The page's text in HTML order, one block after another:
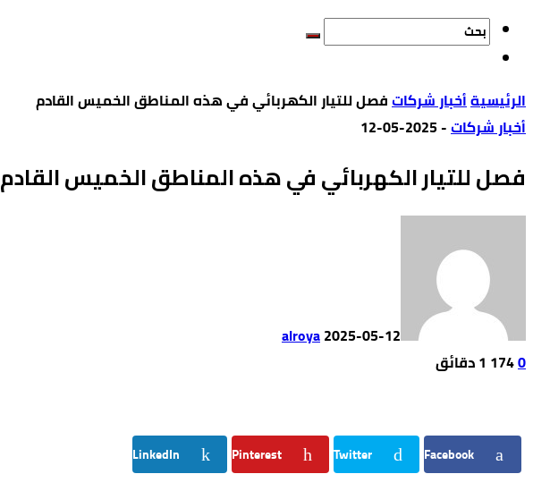
‫الرئيسية‬أخبار شركاتفصل للتيار الكهربائي في هذه المناطق الخميس القادم
أخبار شركات-
2025-05-12
فصل للتيار الكهربائي في هذه المناطق الخميس القادم
alroya2025-05-12
0
174 1 ‫دقائق‬
Facebook
Twitter
Pinterest
LinkedIn